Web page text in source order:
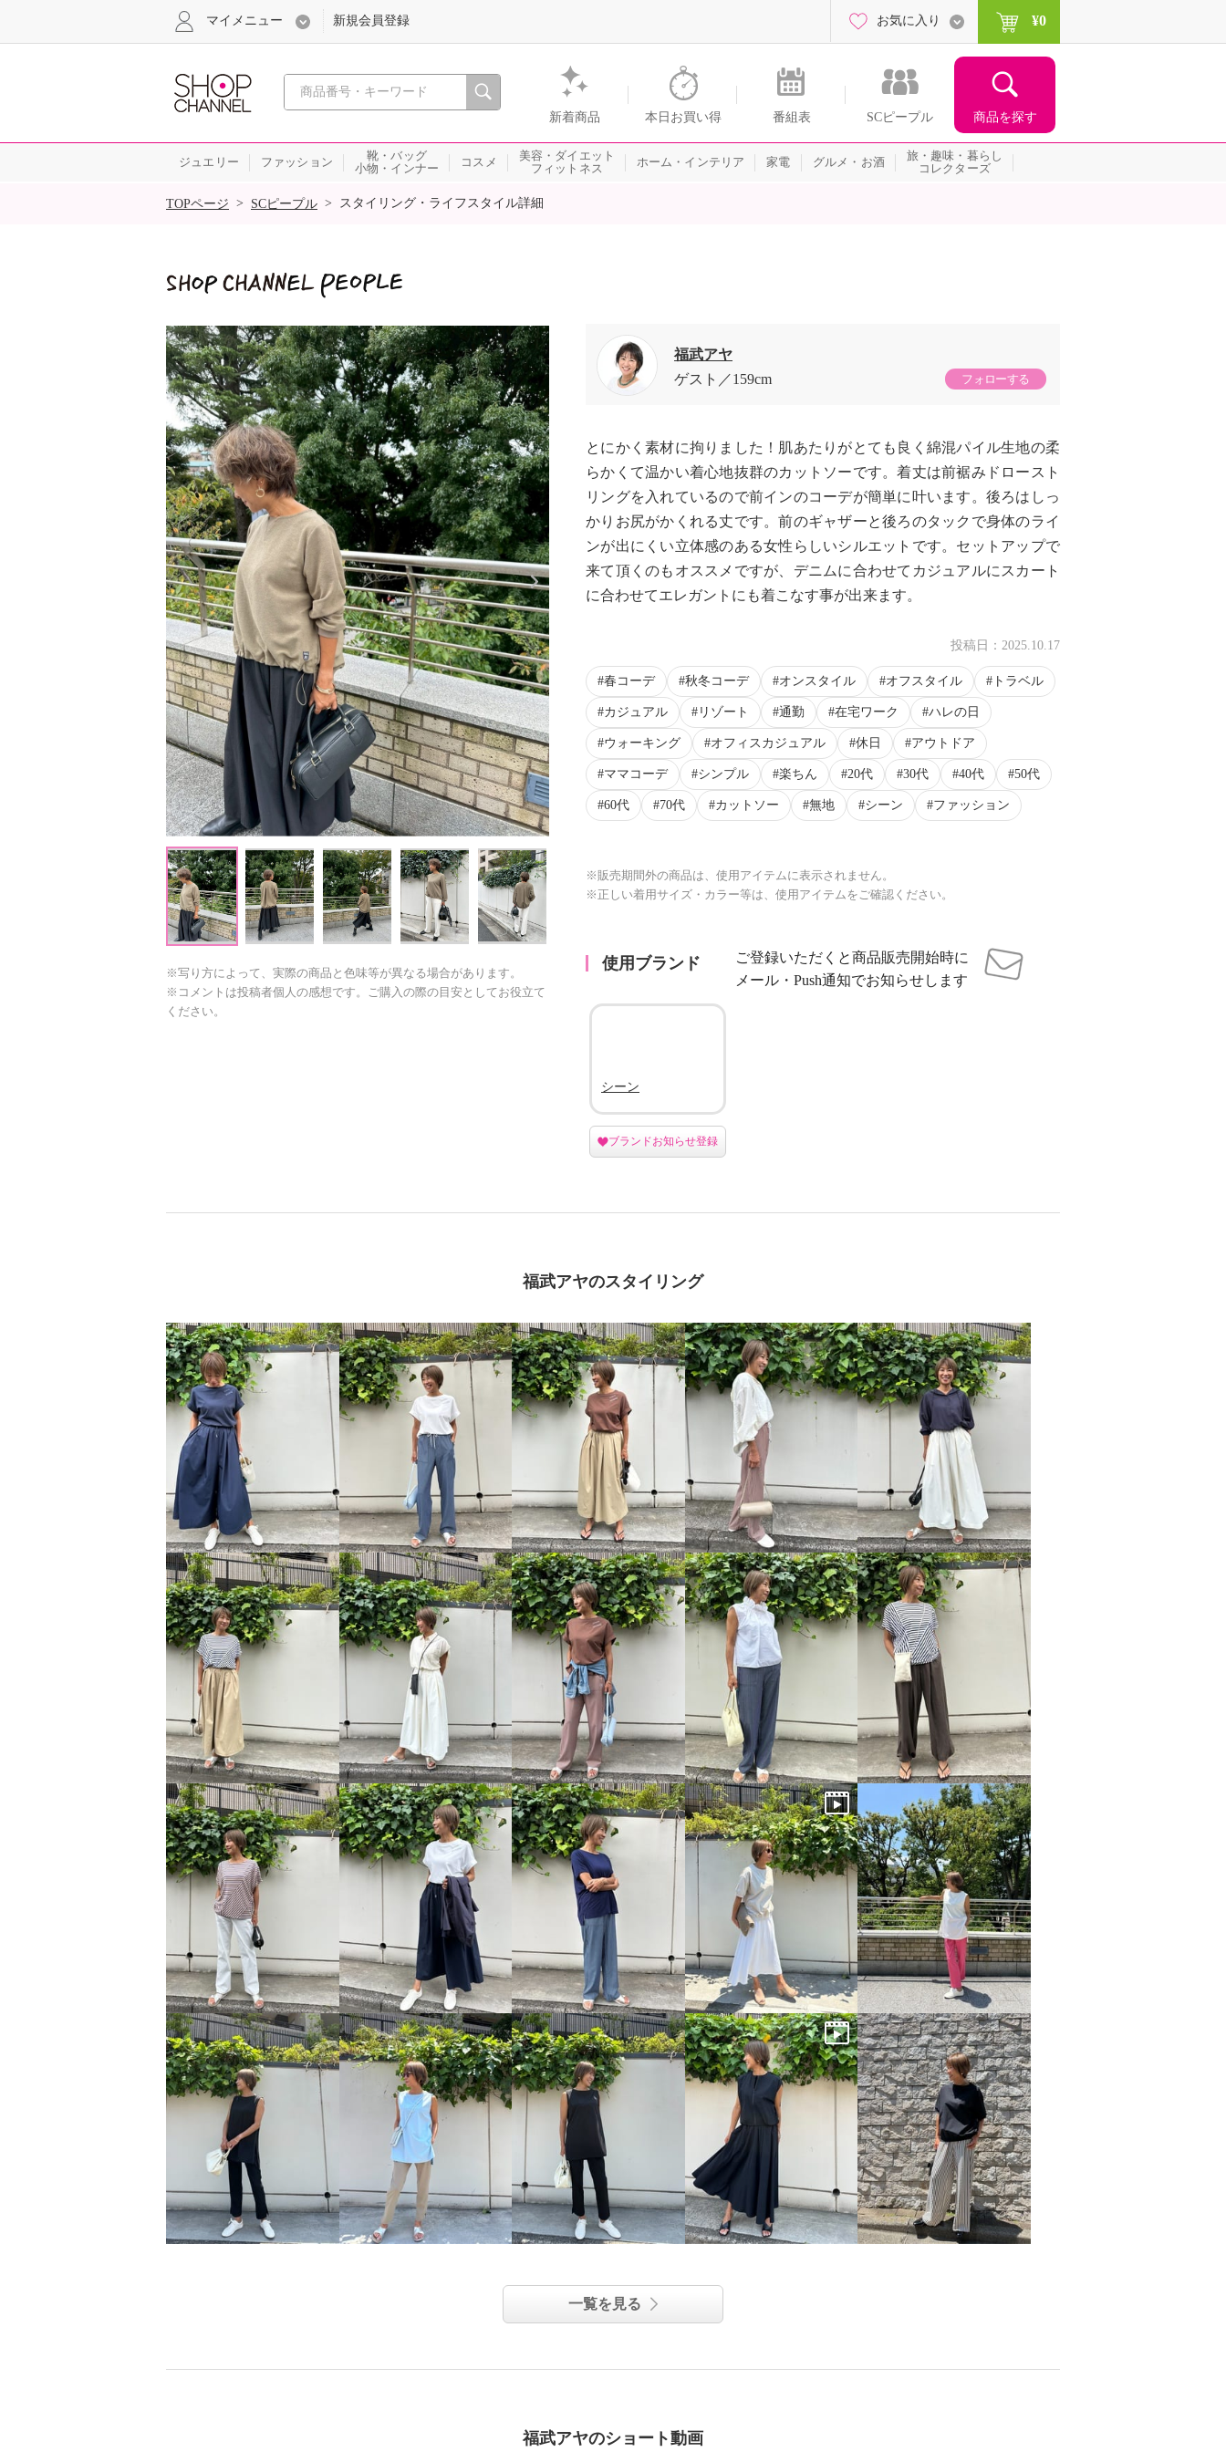
心おどる、瞬間を。通販・テレビショッピングのショップチャンネル
新着商品 本日お買い得 番組表 SCピープル 商品を探す
マイメニュー 新規会員登録 お気に入り ¥0
ジュエリー ファッション
靴・バッグ
小物・インナー
コスメ
美容・ダイエット
フィットネス
ホーム・インテリア 家電 グルメ・お酒
旅・趣味・暮らし
コレクターズ
SALE
TOPページ > SCピープル > スタイリング・ライフスタイル詳細
Next
※写り方によって、実際の商品と色味等が異なる場合があります。
※コメントは投稿者個人の感想です。ご購入の際の目安としてお役立て
ください。
福武アヤ
ゲスト
159cm フォローする
とにかく素材に拘りました！肌あたりがとても良く綿混パイル生地の柔
らかくて温かい着心地抜群のカットソーです。着丈は前裾みドロースト
リングを入れているので前インのコーデが簡単に叶います。後ろはしっ
かりお尻がかくれる丈です。前のギャザーと後ろのタックで身体のライ
ンが出にくい立体感のある女性らしいシルエットです。セットアップで
来て頂くのもオススメですが、デニムに合わせてカジュアルにスカート
に合わせてエレガントにも着こなす事が出来ます。
投稿日： 2025.10.17
春コーデ 秋冬コーデ オンスタイル オフスタイル トラベル
カジュアル リゾート 通勤 在宅ワーク ハレの日
ウォーキング オフィスカジュアル 休日 アウトドア
ママコーデ シンプル 楽ちん 20代 30代 40代 50代
60代 70代 カットソー 無地 シーン ファッション
※販売期間外の商品は、使用アイテムに表示されません。
※正しい着用サイズ・カラー等は、使用アイテムをご確認ください。
使用ブランド
ご登録いただくと商品販売開始時に
メール・Push通知でお知らせします
シーン
ブランドお知らせ登録
福武アヤのスタイリング
一覧を見る
福武アヤのショート動画